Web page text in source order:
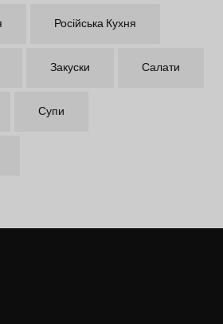
Російська Кухня
Закуски Салати
Супи